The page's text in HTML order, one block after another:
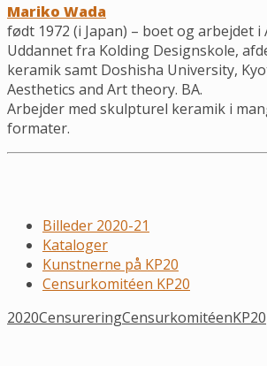
Mariko Wada
født 1972 (i Japan) – boet og arbejdet i
Uddannet fra Kolding Designskole,
keramik samt Doshisha University,
Aesthetics and Art theory. BA.
Arbejder med skulpturel keramik i
formater.
Billeder 2020-21
Kataloger
Kunstnerne på KP20
Censurkomitéen KP20
2020CensureringCensurkomitéenKP20